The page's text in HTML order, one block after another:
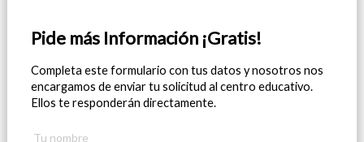
Pide más Información ¡Gratis!
Completa este formulario con tus datos y nosotros nos
encargamos de enviar tu solicitud al centro educativo.
Ellos te responderán directamente.